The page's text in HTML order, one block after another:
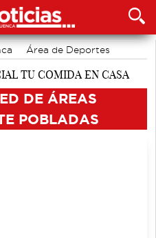
Área de Deportes
DE ÁREAS
POBLADAS